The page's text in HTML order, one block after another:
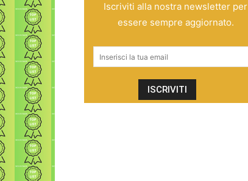
Iscriviti alla nostra newsletter per
essere sempre aggiornato.